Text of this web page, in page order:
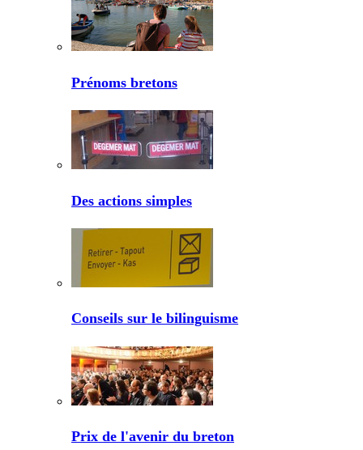
Prénoms bretons
Des actions simples
Conseils sur le bilinguisme
Prix de l'avenir du breton